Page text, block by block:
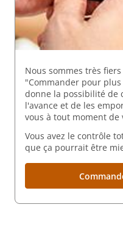
Nous sommes très
"Commander pour
donne la possibilité de
l'avance et de les
vous à tout moment de
Vous avez le contrôle
que ça pourrait être